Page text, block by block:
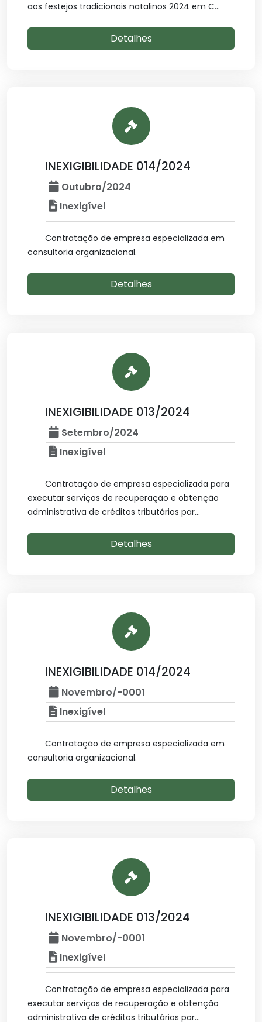
aos festejos tradicionais natalinos 2024 em C...
Detalhes
INEXIGIBILIDADE 014/2024
Outubro/2024
Inexigível
Contratação de empresa especializada em
consultoria organizacional.
Detalhes
INEXIGIBILIDADE 013/2024
Setembro/2024
Inexigível
Contratação de empresa especializada para
executar serviços de recuperação e obtenção
administrativa de créditos tributários par...
Detalhes
INEXIGIBILIDADE 014/2024
Novembro/-0001
Inexigível
Contratação de empresa especializada em
consultoria organizacional.
Detalhes
INEXIGIBILIDADE 013/2024
Novembro/-0001
Inexigível
Contratação de empresa especializada para
executar serviços de recuperação e obtenção
administrativa de créditos tributários par...